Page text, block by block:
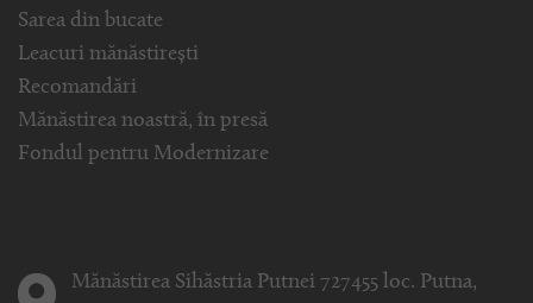
Sarea din bucate
Leacuri mănăstirești
Recomandări
Mănăstirea noastră, în presă
Fondul pentru Modernizare
Mănăstirea Sihăstria Putnei 727455 loc. Putna,